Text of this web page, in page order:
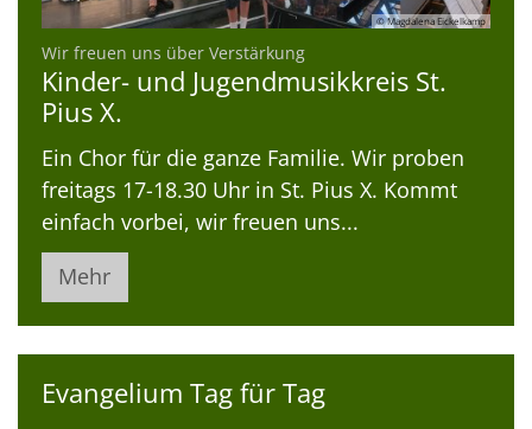
© Magdalena Eickelkamp
Wir freuen uns über Verstärkung:
Kinder- und Jugendmusikkreis St.
Pius X.
Ein Chor für die ganze Familie. Wir proben
freitags 17-18.30 Uhr in St. Pius X. Kommt
einfach vorbei, wir freuen uns...
Mehr
Evangelium Tag für Tag